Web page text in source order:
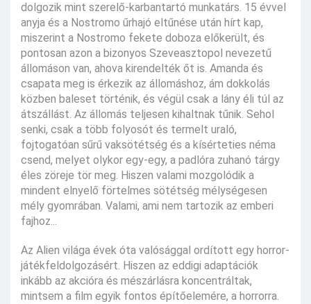
dolgozik mint szerelő-karbantartó munkatárs. 15 évvel
anyja és a Nostromo űrhajó eltűnése után hírt kap,
miszerint a Nostromo fekete doboza előkerült, és
pontosan azon a bizonyos Szeveasztopol nevezetű
állomáson van, ahova kirendelték őt is. Amanda és
csapata meg is érkezik az állomáshoz, ám dokkolás
közben baleset történik, és végül csak a lány éli túl az
átszállást. Az állomás teljesen kihaltnak tűnik. Sehol
senki, csak a több folyosót és termelt uraló,
fojtogatóan sűrű vaksötétség és a kísérteties néma
csend, melyet olykor egy-egy, a padlóra zuhanó tárgy
éles zöreje tör meg. Hiszen valami mozgolódik a
mindent elnyelő förtelmes sötétség mélységesen
mély gyomrában. Valami, ami nem tartozik az emberi
fajhoz...
Az Alien világa évek óta valósággal ordított egy horror-
játékfeldolgozásért. Hiszen az eddigi adaptációk
inkább az akcióra és mészárlásra koncentráltak,
mintsem a film egyik fontos építőelemére, a horrorra.